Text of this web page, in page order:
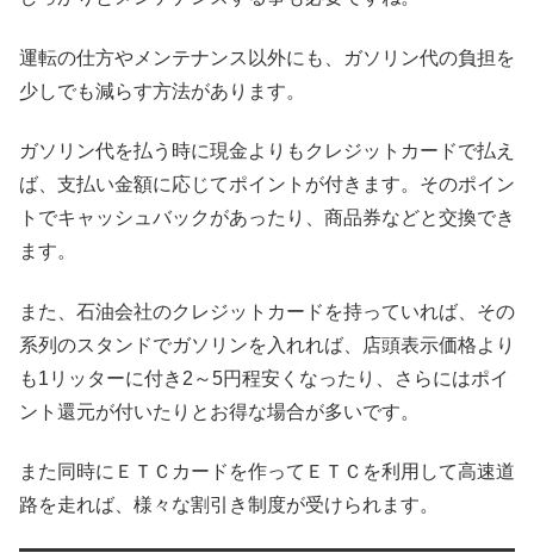
運転の仕方やメンテナンス以外にも、ガソリン代の負担を
少しでも減らす方法があります。
ガソリン代を払う時に現金よりもクレジットカードで払え
ば、支払い金額に応じてポイントが付きます。そのポイン
トでキャッシュバックがあったり、商品券などと交換でき
ます。
また、石油会社のクレジットカードを持っていれば、その
系列のスタンドでガソリンを入れれば、店頭表示価格より
も1リッターに付き2～5円程安くなったり、さらにはポイ
ント還元が付いたりとお得な場合が多いです。
また同時にＥＴＣカードを作ってＥＴＣを利用して高速道
路を走れば、様々な割引き制度が受けられます。